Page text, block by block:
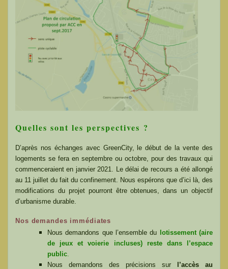
Quelles sont les perspectives ?
D’après nos échanges avec GreenCity, le début de la vente des
logements se fera en septembre ou octobre, pour des travaux qui
commenceraient en janvier 2021. Le délai de recours a été allongé
au 11 juillet du fait du confinement. Nous espérons que d’ici là, des
modifications du projet pourront être obtenues, dans un objectif
d’urbanisme durable.
Nos demandes immédiates
Nous demandons que l’ensemble du lotissement (aire
de jeux et voierie incluses) reste dans l’espace
public
Nous demandons des précisions sur l’accès au